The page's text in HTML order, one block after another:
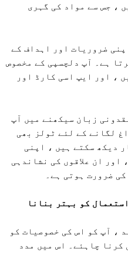
، جس سے مواد کی گہری
ضروریات اور اہداف کے
ہے۔ آپ دلچسپی کے مخصوص
، اور ایپ اسی کارڈ اور
زبان سیکھنے میں آپ
لگانے کے لئے ٹولز بھی
دیکھ سکتے ہیں ، اپنی
اور ان علاقوں کی نشاندہی
ضرورت ہوتی ہے۔
، آپ کو اس کی خصوصیات کو
کرنا چاہئے۔ اس میں مدد